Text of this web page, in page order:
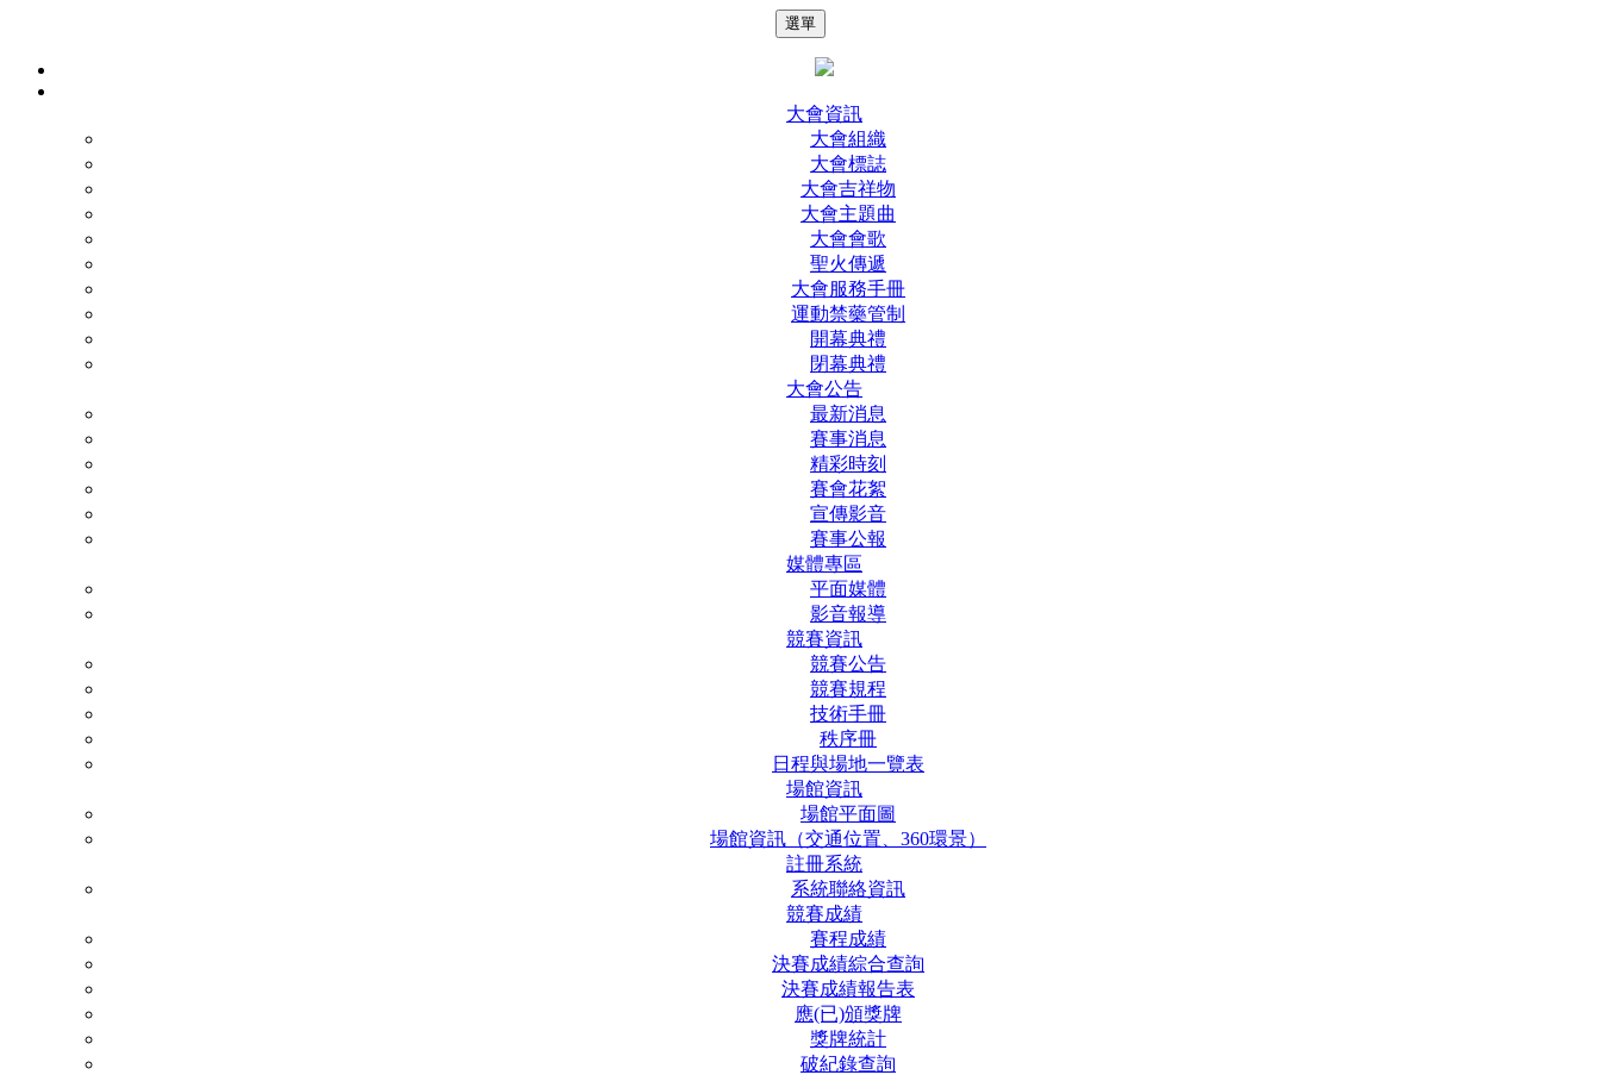
選單
大會資訊
大會組織
大會標誌
大會吉祥物
大會主題曲
大會會歌
聖火傳遞
大會服務手冊
運動禁藥管制
開幕典禮
閉幕典禮
大會公告
最新消息
賽事消息
精彩時刻
賽會花絮
宣傳影音
賽事公報
媒體專區
平面媒體
影音報導
競賽資訊
競賽公告
競賽規程
技術手冊
秩序冊
日程與場地一覽表
場館資訊
場館平面圖
場館資訊（交通位置、360環景）
註冊系統
系統聯絡資訊
競賽成績
賽程成績
決賽成績綜合查詢
決賽成績報告表
應(已)頒獎牌
獎牌統計
破紀錄查詢